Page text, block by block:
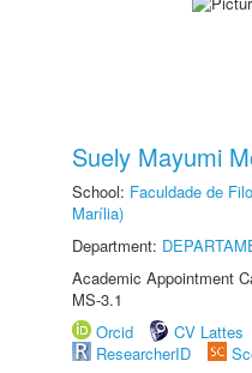
Suely Mayumi
School: Faculdade de
Marília)
Department:
Academic Appointment
MS-3.1
Orcid
CV Lattes
ResearcherID